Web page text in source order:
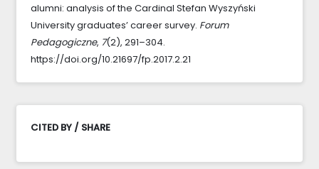
alumni: analysis of the Cardinal Stefan Wyszyński
University graduates’ career survey. Forum
Pedagogiczne, 7(2), 291–304.
https://doi.org/10.21697/fp.2017.2.21
CITED BY / SHARE